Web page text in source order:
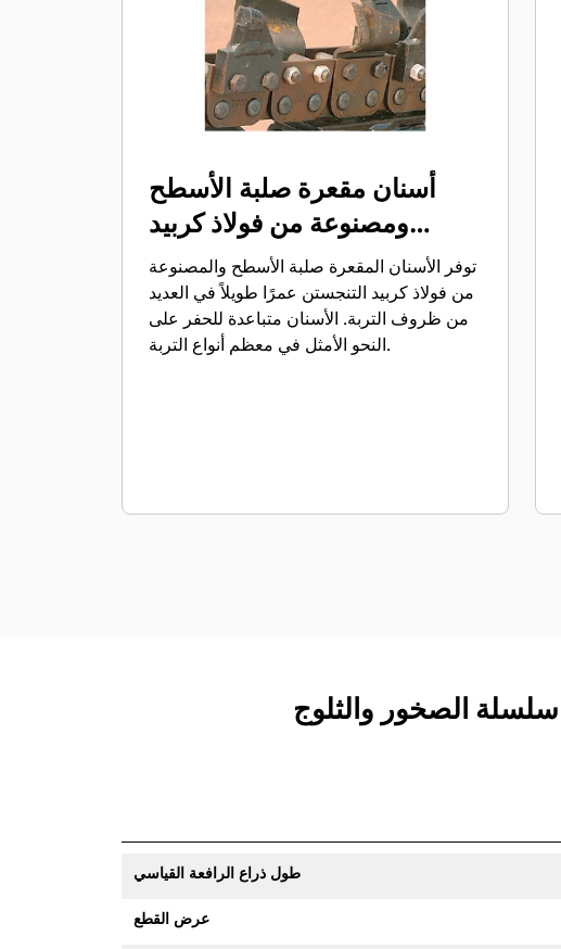
أسنان مقعرة صلبة الأسطح
ومصنوعة من فولاذ كربيد
التنجستن
توفر الأسنان المقعرة صلبة الأسطح والمصنوعة
من فولاذ كربيد التنجستن عمرًا طويلاً في العديد
من ظروف التربة. الأسنان متباعدة للحفر على
النحو الأمثل في معظم أنواع التربة.
طول ذراع الرافعة القياسي
عرض القطع